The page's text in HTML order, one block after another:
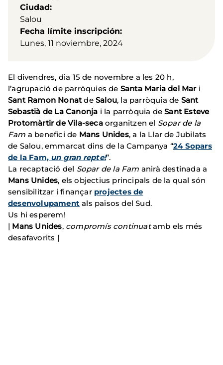
Ciudad
Salou
Fecha límite inscripción
Lunes, 11 noviembre, 2024
El divendres, dia 15 de novembre a les 20 h,
l’agrupació de parròquies de Santa Maria del Mari
Sant Ramon NonatdeSalou, la parròquia de Sant
Sebastià de La Canonja i la parròquia deSant Esteve
Protomàrtir de Vila-secaorganitzen el Sopar de la
Fam a benefici de Mans Unides, a la Llar de Jubilats
de Salou, emmarcat dins de la Campanya “24 Sopars
de la Fam, un gran repte!”.
La recaptació del Sopar de la Fam anirà destinada a
Mans Unides, els objectius principals de la qual són
sensibilitzar i finançar projectes de
desenvolupament als països del Sud.
Us hi esperem!
| Mans Unides, compromís continuatamb els més
desafavorits |